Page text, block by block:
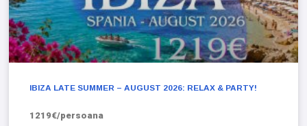
IBIZA LATE SUMMER – AUGUST 2026: RELAX & PARTY!
1219€/persoana